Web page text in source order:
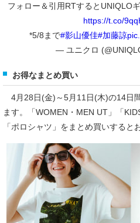
フォロー＆引用RTするとUNIQLO
https://t.co/
*5/8まで#影山優佳#加藤諒
— ユニクロ
お得なまとめ買い
4月28日(金)～5月11日(木)の14日
ます。「WOMEN・MEN UT」「
「ポロシャツ」をまとめ買いすると